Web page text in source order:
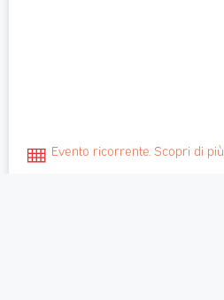
Evento ricorrente. Scopri di più.